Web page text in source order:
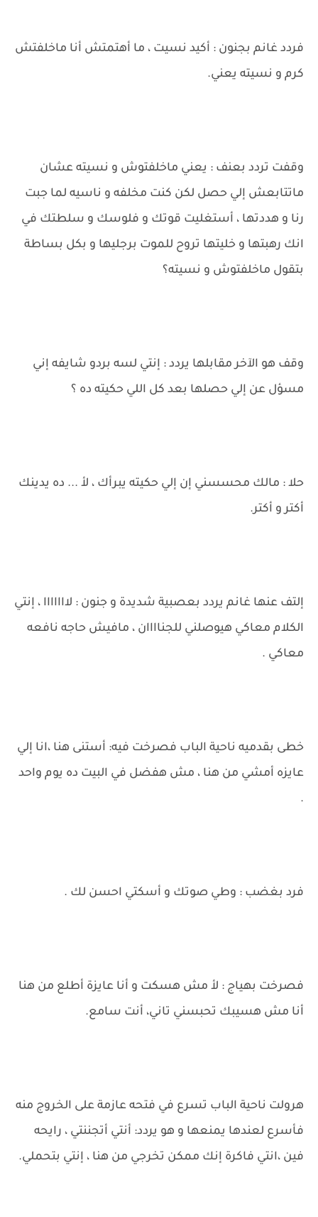
فردد غانم بجنون : أكيد نسيت ، ما أهتمتش أنا ماخلفتش
كرم و نسيته يعني.
وقفت تردد بعنف : يعني ماخلفتوش و نسيته عشان
ماتتابعش إلي حصل لكن كنت مخلفه و ناسيه لما جبت
رنا و هددتها ، أستغليت قوتك و فلوسك و سلطتك في
انك رهبتها و خليتها تروح للموت برجليها و بكل بساطة
بتقول ماخلفتوش و نسيته؟
وقف هو الآخر مقابلها يردد : إنتي لسه بردو شايفه إني
مسؤل عن إلي حصلها بعد كل اللي حكيته ده ؟
حلا : مالك محسسني إن إلي حكيته يبرأك ، لأ ... ده يدينك
أكتر و أكتر.
إلتف عنها غانم يردد بعصبية شديدة و جنون : لااااااا ، إنتي
الكلام معاكي هيوصلني للجناااان ، مافيش حاجه نافعه
معاكي .
خطى بقدميه ناحية الباب فصرخت فيه: أستنى هنا ،انا إلي
عايزه أمشي من هنا ، مش هفضل في البيت ده يوم واحد
.
فرد بغضب : وطي صوتك و أسكتي احسن لك .
فصرخت بهياج : لأ مش هسكت و أنا عايزة أطلع من هنا
أنا مش هسيبك تحبسني تاني، أنت سامع.
هرولت ناحية الباب تسرع في فتحه عازمة على الخروج منه
فأسرع لعندها يمنعها و هو يردد: أنتي أتجننتي ، رايحه
فين ،انتي فاكرة إنك ممكن تخرجي من هنا ، إنتي بتحملي.